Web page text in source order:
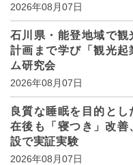
2026年08月07日
石川県・能登地域で
計画まで学び「観光
ム研究会
2026年08月07日
良質な睡眠を目的と
在後も「寝つき」改
設で実証実験
2026年08月07日